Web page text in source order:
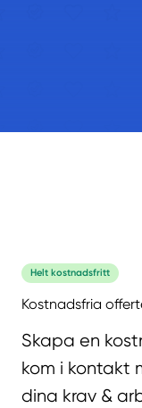
Helt kostnadsfritt
Kostnadsfria
Skapa en
kom i kontakt
dina krav &